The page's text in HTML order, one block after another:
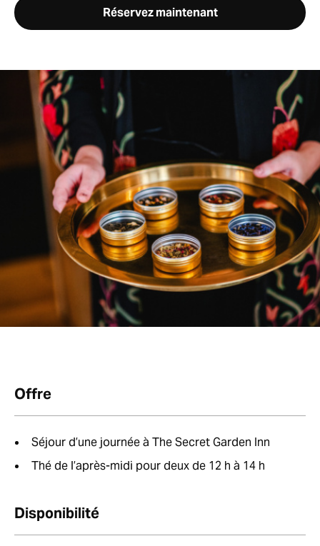
Réservez maintenant
Offre
Séjour d’une journée à The Secret Garden Inn
Thé de l’après-midi pour deux de 12 h à 14 h
Disponibilité